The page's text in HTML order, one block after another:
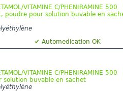
VITAMINE C/PHENIRAMINE 500
poudre pour solution buvable en
✔ Automedication OK
VITAMINE C/PHENIRAMINE 500
buvable en sachet